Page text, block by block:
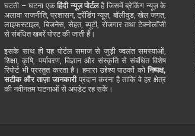
घटती – घटना एकहिंदी न्यूज़ पोर्टलहै जिसमें ब्रेकिंग न्यूज़ के
अलावा राजनीति, प्रशासन, ट्रेंडिंग न्यूज़, बॉलीवुड, खेल जगत,
लाइफस्टाइल, बिजनेस, सेहत, ब्यूटी, रोजगार तथा टेक्नोलॉजी
से संबंधित खबरें पोस्ट की जाती हैं।
इसके साथ ही यह पोर्टल समाज से जुड़ी ज्वलंत समस्याओं,
शिक्षा, कृषि, पर्यावरण, विज्ञान और संस्कृति से संबंधित विशेष
रिपोर्ट भी प्रस्तुत करता है। हमारा उद्देश्य पाठकों कोनिष्पक्ष,
सटीक और ताज़ा जानकारीप्रदान करना है ताकि वे हर क्षेत्र
की नवीनतम घटनाओं से अपडेट रह सकें।